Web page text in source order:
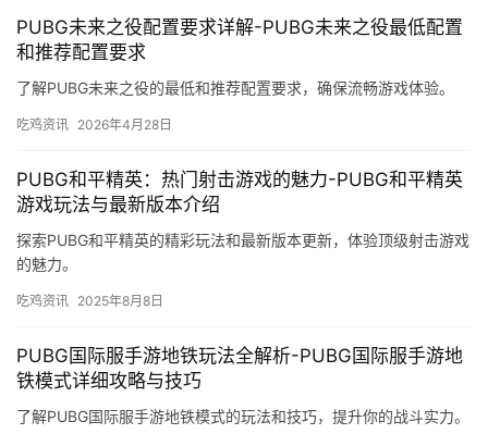
PUBG未来之役配置要求详解-PUBG未来之役最低配置
和推荐配置要求
了解PUBG未来之役的最低和推荐配置要求，确保流畅游戏体验。
吃鸡资讯 2026年4月28日
PUBG和平精英：热门射击游戏的魅力-PUBG和平精英
游戏玩法与最新版本介绍
探索PUBG和平精英的精彩玩法和最新版本更新，体验顶级射击游戏
的魅力。
吃鸡资讯 2025年8月8日
PUBG国际服手游地铁玩法全解析-PUBG国际服手游地
铁模式详细攻略与技巧
了解PUBG国际服手游地铁模式的玩法和技巧，提升你的战斗实力。